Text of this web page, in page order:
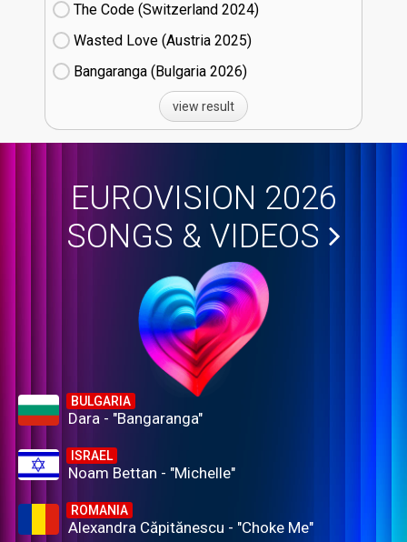
The Code (Switzerland
24)
Wasted Love (Austria
25)
Bangaranga (Bulgaria
26)
view result
EUROVISION 2026
SONGS & VIDEOS
BULGARIA
Dara - "Bangaranga"
ISRAEL
Noam Bettan - "Michelle"
ROMANIA
Alexandra Căpitănescu - "Choke Me"